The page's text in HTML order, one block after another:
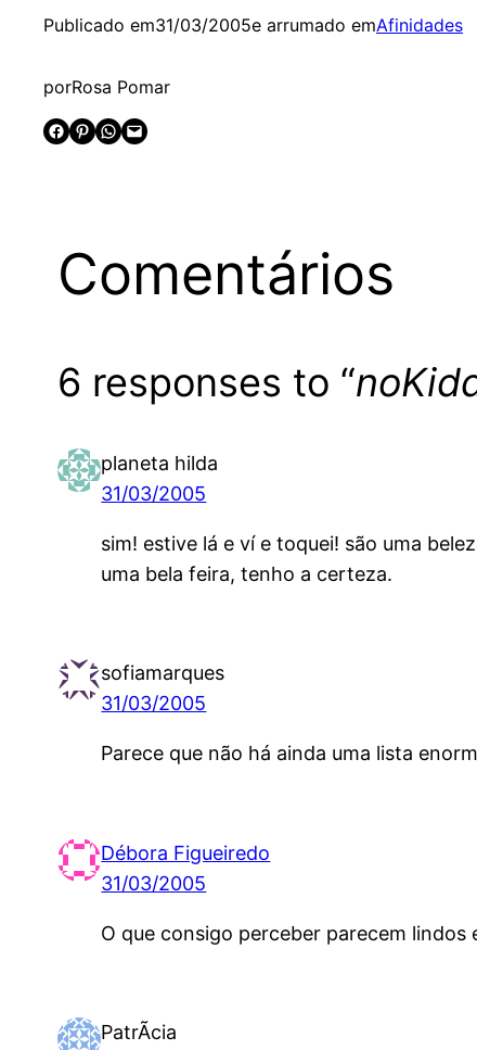
Publicado em31/03/2005e arrumado emAfinidades
porRosa Pomar
Share on Facebook
Share on Pinterest Share on WhatsApp Email this Page
Comentários
6 responses to “
planeta hilda
31/03/2005
sim! estive lá e ví e toquei! são uma
uma bela feira, tenho a certeza.
sofiamarques
31/03/2005
Parece que não há ainda uma lista
Débora Figueiredo
31/03/2005
O que consigo perceber parecem
PatrÃ­cia